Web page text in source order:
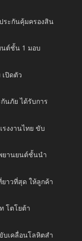
ระกันคุ้มครองสิน
นต์ชั้น 1 มอบ
ปิดตัว
นภัย ได้รับการ
งงานไทย ขับ
ยานยนต์ชั้นนำ
าวที่สุด ให้ลูกค้า
โตโยต้า
บเคลื่อนโลหิตสำ